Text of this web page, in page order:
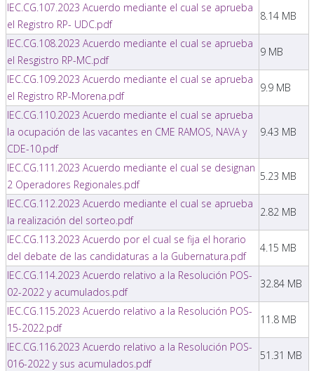
IEC.CG.107.2023 Acuerdo mediante el cual se aprueba
el Registro RP- UDC.pdf
8.14 MB
IEC.CG.108.2023 Acuerdo mediante el cual se aprueba
el Resgistro RP-MC.pdf
9 MB
IEC.CG.109.2023 Acuerdo mediante el cual se aprueba
el Registro RP-Morena.pdf
9.9 MB
IEC.CG.110.2023 Acuerdo mediante el cual se aprueba
la ocupación de las vacantes en CME RAMOS, NAVA y
CDE-10.pdf
9.43 MB
IEC.CG.111.2023 Acuerdo mediante el cual se designan
2 Operadores Regionales.pdf
5.23 MB
IEC.CG.112.2023 Acuerdo mediante el cual se aprueba
la realización del sorteo.pdf
2.82 MB
IEC.CG.113.2023 Acuerdo por el cual se fija el horario
del debate de las candidaturas a la Gubernatura.pdf
4.15 MB
IEC.CG.114.2023 Acuerdo relativo a la Resolución POS-
02-2022 y acumulados.pdf
32.84 MB
IEC.CG.115.2023 Acuerdo relativo a la Resolución POS-
15-2022.pdf
11.8 MB
IEC.CG.116.2023 Acuerdo relativo a la Resolución POS-
016-2022 y sus acumulados.pdf
51.31 MB